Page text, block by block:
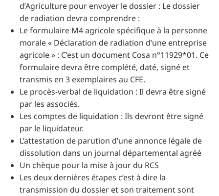
d’Agriculture pour envoyer le dossier : Le dossier
de radiation devra comprendre :
Le formulaire M4 agricole spécifique à la personne
morale « Déclaration de radiation d’une entreprise
agricole » : C’est un document Cosa n°11929*01. Ce
formulaire devra être complété, daté, signé et
transmis en 3 exemplaires au CFE.
Le procès-verbal de liquidation : Il devra être signé
par les associés.
Les comptes de liquidation : Ils devront être signé
par le liquidateur.
L’attestation de parution d’une annonce légale de
dissolution dans un journal départemental agréé
Un chèque pour la mise à jour du RCS
Les deux dernières étapes c’est à dire la
transmission du dossier et son traitement sont